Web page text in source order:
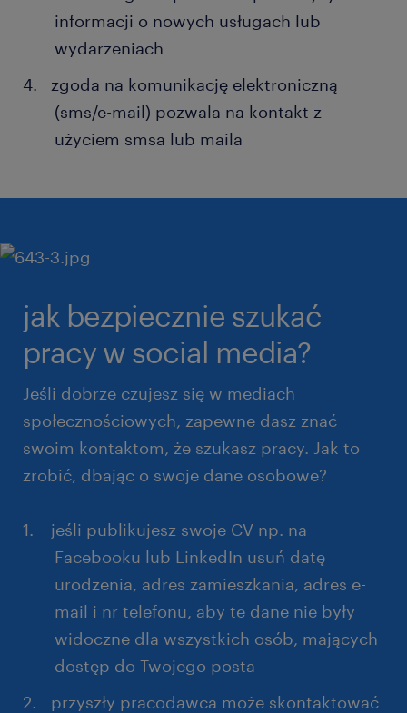
informacji o nowych usługach lub
wydarzeniach
zgoda na komunikację elektroniczną
(sms/e-mail) pozwala na kontakt z
użyciem smsa lub maila
jak bezpiecznie szukać
pracy w social media?
Jeśli dobrze czujesz się w mediach
społecznościowych, zapewne dasz znać
swoim kontaktom, że szukasz pracy. Jak to
zrobić, dbając o swoje dane osobowe?
jeśli publikujesz swoje CV np. na
Facebooku lub LinkedIn usuń datę
urodzenia, adres zamieszkania, adres e-
mail i nr telefonu, aby te dane nie były
widoczne dla wszystkich osób, mających
dostęp do Twojego posta
przyszły pracodawca może skontaktować